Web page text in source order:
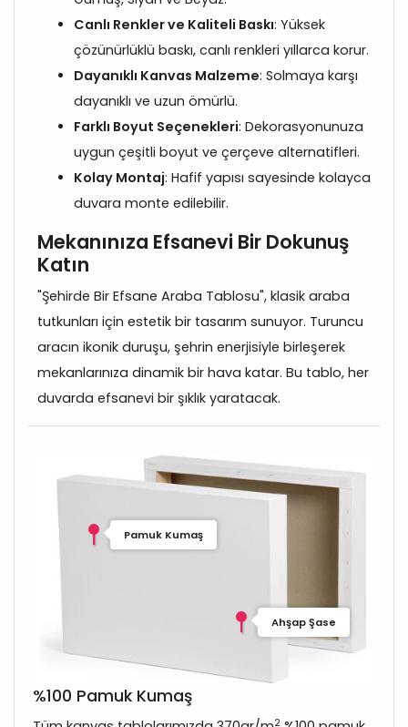
Canlı Renkler ve Kaliteli Baskı: Yüksek
çözünürlüklü baskı, canlı renkleri yıllarca korur.
Dayanıklı Kanvas Malzeme: Solmaya karşı
dayanıklı ve uzun ömürlü.
Farklı Boyut Seçenekleri: Dekorasyonunuza
uygun çeşitli boyut ve çerçeve alternatifleri.
Kolay Montaj: Hafif yapısı sayesinde kolayca
duvara monte edilebilir.
Mekanınıza Efsanevi Bir Dokunuş
Katın
"Şehirde Bir Efsane Araba Tablosu", klasik araba
tutkunları için estetik bir tasarım sunuyor. Turuncu
aracın ikonik duruşu, şehrin enerjisiyle birleşerek
mekanlarınıza dinamik bir hava katar. Bu tablo, her
duvarda efsanevi bir şıklık yaratacak.
Pamuk Kumaş
Ahşap Şase
%100 Pamuk Kumaş
2